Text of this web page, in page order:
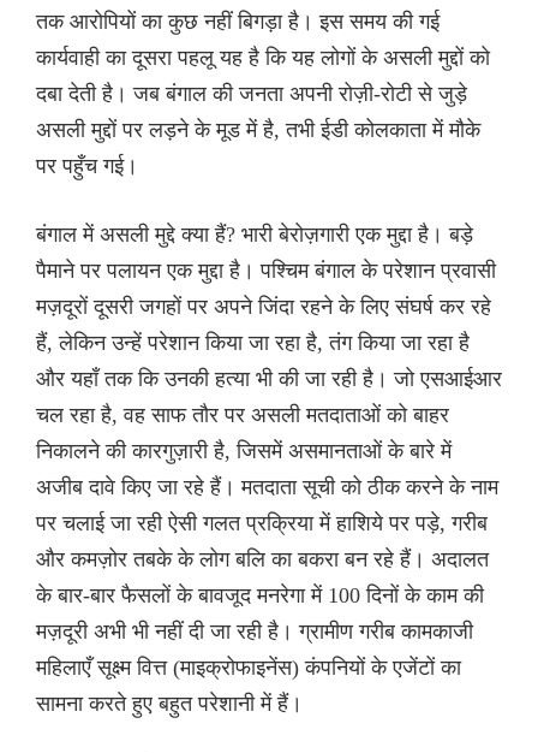
तक आरोपियों का कुछ नहीं बिगड़ा है। इस समय की गई
कार्यवाही का दूसरा पहलू यह है कि यह लोगों के असली मुद्दों को
दबा देती है। जब बंगाल की जनता अपनी रोज़ी-रोटी से जुड़े
असली मुद्दों पर लड़ने के मूड में है, तभी ईडी कोलकाता में मौके
पर पहुँच गई।
बंगाल में असली मुद्दे क्या हैं? भारी बेरोज़गारी एक मुद्दा है। बड़े
पैमाने पर पलायन एक मुद्दा है। पश्चिम बंगाल के परेशान प्रवासी
मज़दूरों दूसरी जगहों पर अपने जिंदा रहने के लिए संघर्ष कर रहे
हैं, लेकिन उन्हें परेशान किया जा रहा है, तंग किया जा रहा है
और यहाँ तक कि उनकी हत्या भी की जा रही है। जो एसआईआर
चल रहा है, वह साफ तौर पर असली मतदाताओं को बाहर
निकालने की कारगुज़ारी है, जिसमें असमानताओं के बारे में
अजीब दावे किए जा रहे हैं। मतदाता सूची को ठीक करने के नाम
पर चलाई जा रही ऐसी गलत प्रक्रिया में हाशिये पर पड़े, गरीब
और कमज़ोर तबके के लोग बलि का बकरा बन रहे हैं। अदालत
के बार-बार फैसलों के बावजूद मनरेगा में 100 दिनों के काम की
मज़दूरी अभी भी नहीं दी जा रही है। ग्रामीण गरीब कामकाजी
महिलाएँ सूक्ष्म वित्त (माइक्रोफाइनेंस) कंपनियों के एजेंटों का
सामना करते हुए बहुत परेशानी में हैं।